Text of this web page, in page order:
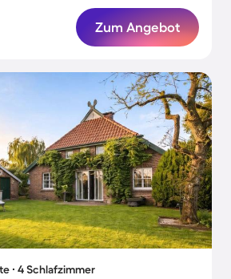
Zum Angebot
∙ 4 Schlafzimmer